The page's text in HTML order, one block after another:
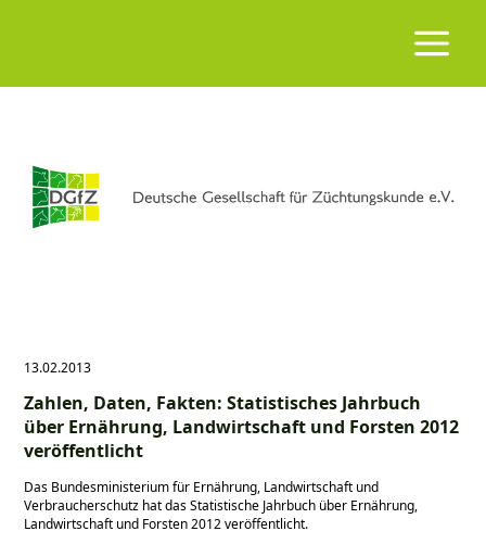
13.02.2013
Zahlen, Daten, Fakten: Statistisches Jahrbuch
über Ernährung, Landwirtschaft und Forsten 2012
veröffentlicht
Das Bundesministerium für Ernährung, Landwirtschaft und
Verbraucherschutz hat das Statistische Jahrbuch über Ernährung,
Landwirtschaft und Forsten 2012 veröffentlicht.